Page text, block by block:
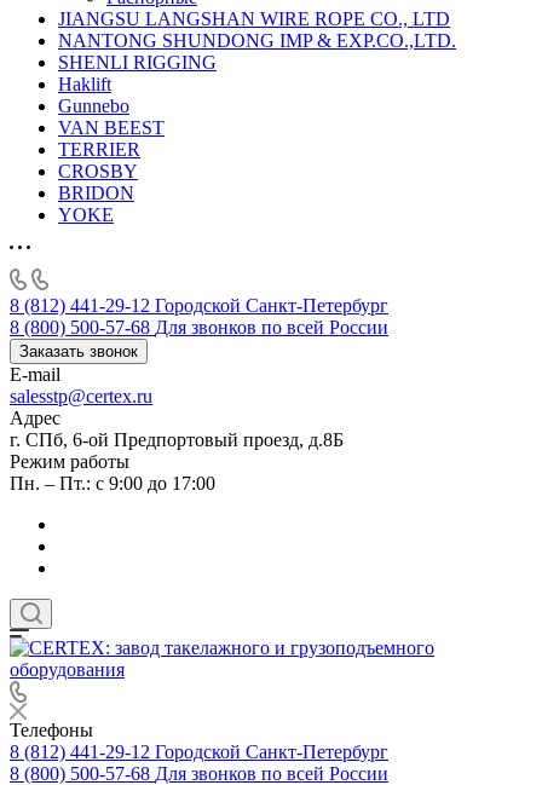
JIANGSU LANGSHAN WIRE ROPE CO., LTD
NANTONG SHUNDONG IMP & EXP.CO.,LTD.
SHENLI RIGGING
Haklift
Gunnebo
VAN BEEST
TERRIER
CROSBY
BRIDON
YOKE
8 (812) 441-29-12 Городской Санкт-Петербург
8 (800) 500-57-68 Для звонков по всей России
Заказать звонок
E-mail
salesstp@certex.ru
Адрес
г. СПб, 6-ой Предпортовый проезд, д.8Б
Режим работы
Пн. – Пт.: с 9:00 до 17:00
Телефоны
8 (812) 441-29-12 Городской Санкт-Петербург
8 (800) 500-57-68 Для звонков по всей России